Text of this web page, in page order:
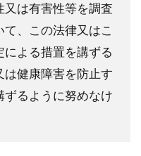
は有害性等を調査
、この法律又はこ
よる措置を講ずる
健康障害を防止す
ずるように努めなけ